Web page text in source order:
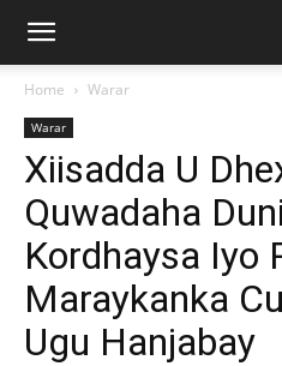
Home Warar
Warar
Xiisadda U
Quwadaha
Kordhaysa Iyo
Maraykanka
Ugu Hanjabay